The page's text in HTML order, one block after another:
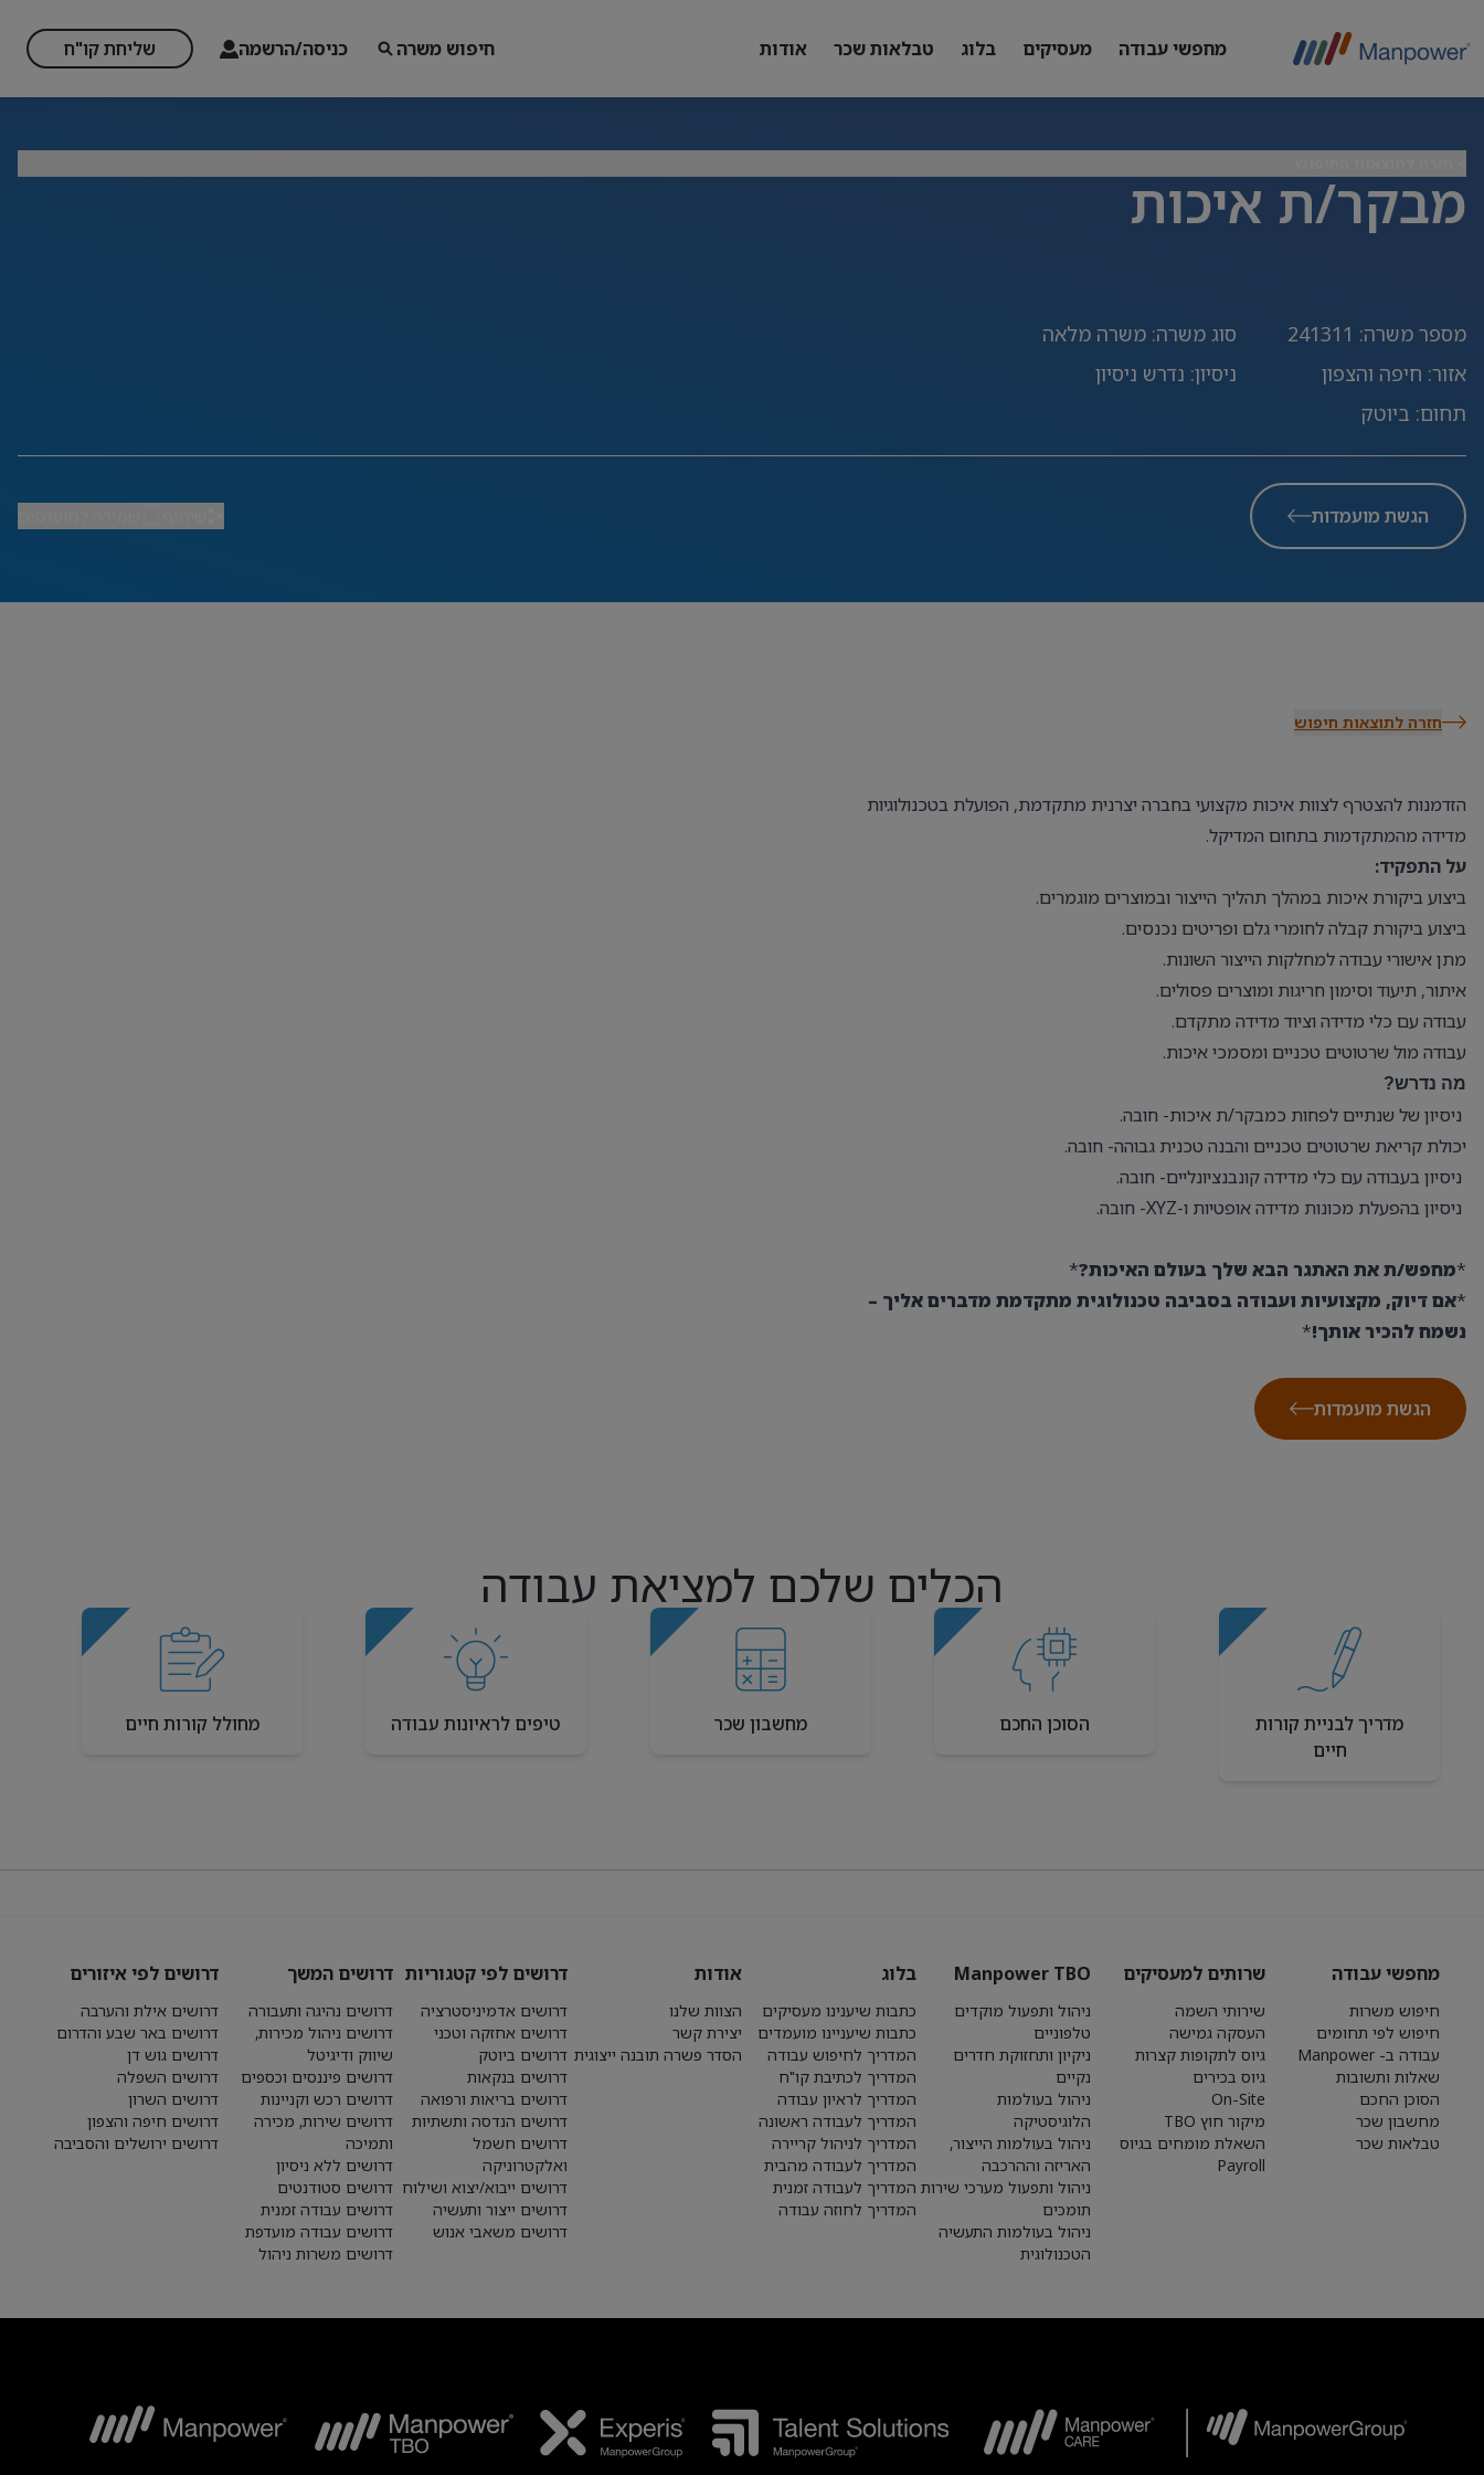
מחפשי עבודה מעסיקים בלוג טבלאות שכר אודות חיפוש משרה כניסה/הרשמה שליחת קו"ח
מבקר/ת איכות
מספר משרה:
241311 סוג משרה: משרה מלאה
אזור: חיפה והצפון ניסיון: נדרש ניסיון
תחום: ביוטק
הגשת מועמדות
חזרה לתוצאות חיפוש
הזדמנות להצטרף לצוות איכות מקצועי בחברה יצרנית מתקדמת, הפועלת בטכנולוגיות
מדידה מהמתקדמות בתחום המדיקל.
על התפקיד:
ביצוע ביקורת איכות במהלך תהליך הייצור ובמוצרים מוגמרים.
ביצוע ביקורת קבלה לחומרי גלם ופריטים נכנסים.
מתן אישורי עבודה למחלקות הייצור השונות.
איתור, תיעוד וסימון חריגות ומוצרים פסולים.
עבודה עם כלי מדידה וציוד מדידה מתקדם.
עבודה מול שרטוטים טכניים ומסמכי איכות.
מה נדרש?
ניסיון של שנתיים לפחות כמבקר/ת איכות- חובה.
יכולת קריאת שרטוטים טכניים והבנה טכנית גבוהה- חובה.
ניסיון בעבודה עם כלי מדידה קונבנציונליים- חובה.
ניסיון בהפעלת מכונות מדידה אופטיות ו-XYZ- חובה.
*מחפש/ת את האתגר הבא שלך בעולם האיכות?*
*אם דיוק, מקצועיות ועבודה בסביבה טכנולוגית מתקדמת מדברים אליך –
נשמח להכיר אותך!*
הגשת מועמדות
הכלים שלכם למציאת עבודה
מדריך לבניית קורות
חיים
הסוכן החכם מחשבון שכר טיפים לראיונות עבודה מחולל קורות חיים
מחפשי עבודה
חיפוש משרות
חיפוש לפי תחומים
עבודה ב- Manpower
שאלות ותשובות
הסוכן החכם
מחשבון שכר
טבלאות שכר
שרותים למעסיקים
שירותי השמה
העסקה גמישה
גיוס לתקופות קצרות
גיוס בכירים
On-Site
מיקור חוץ TBO
השאלת מומחים בגיוס
Payroll
Manpower TBO
ניהול ותפעול מוקדים
טלפוניים
ניקיון ותחזוקת חדרים
נקיים
ניהול בעולמות
הלוגיסטיקה
ניהול בעולמות הייצור,
האריזה וההרכבה
ניהול ותפעול מערכי שירות
תומכים
ניהול בעולמות התעשיה
הטכנולוגית
בלוג
כתבות שיענינו מעסיקים
כתבות שיעניינו מועמדים
המדריך לחיפוש עבודה
המדריך לכתיבת קו"ח
המדריך לראיון עבודה
המדריך לעבודה ראשונה
המדריך לניהול קריירה
המדריך לעבודה מהבית
המדריך לעבודה זמנית
המדריך לחוזה עבודה
אודות
הצוות שלנו
יצירת קשר
הסדר פשרה תובנה ייצוגית
דרושים לפי קטגוריות
דרושים אדמיניסטרציה
דרושים אחזקה וטכני
דרושים ביוטק
דרושים בנקאות
דרושים בריאות ורפואה
דרושים הנדסה ותשתיות
דרושים חשמל
ואלקטרוניקה
דרושים ייבוא/יצוא ושילוח
דרושים ייצור ותעשיה
דרושים משאבי אנוש
דרושים המשך
דרושים נהיגה ותעבורה
דרושים ניהול מכירות,
שיווק ודיגיטל
דרושים פיננסים וכספים
דרושים רכש וקניינות
דרושים שירות, מכירה
ותמיכה
דרושים ללא ניסיון
דרושים סטודנטים
דרושים עבודה זמנית
דרושים עבודה מועדפת
דרושים משרות ניהול
דרושים לפי איזורים
דרושים אילת והערבה
דרושים באר שבע והדרום
דרושים גוש דן
דרושים השפלה
דרושים השרון
דרושים חיפה והצפון
דרושים ירושלים והסביבה